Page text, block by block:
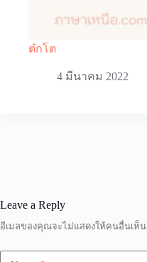
ต๋กโต
4 มีนาคม 2022
Leave a Reply
อีเมลของคุณจะไม่แสดงให้คนอื่นเห็น